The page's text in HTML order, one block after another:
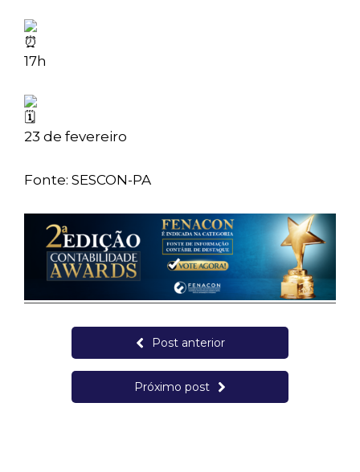
17h
23 de fevereiro
Fonte: SESCON-PA
Post anterior
Próximo post